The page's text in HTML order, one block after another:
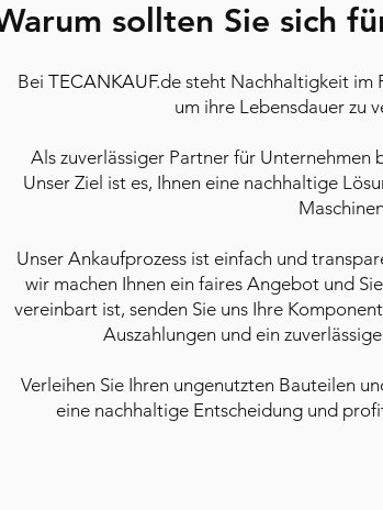
sollten Sie sich
Bei TECANKAUF.de steht Nachhaltigkeit im
um ihre Lebensdauer zu
Als zuverlässiger Partner für Unternehmen
Unser Ziel ist es, Ihnen eine nachhaltige
Unser Ankaufprozess ist einfach und
wir machen Ihnen ein faires Angebot und
vereinbart ist, senden Sie uns Ihre
Auszahlungen und ein
Verleihen Sie Ihren ungenutzten Bauteilen
eine nachhaltige Entscheidung und